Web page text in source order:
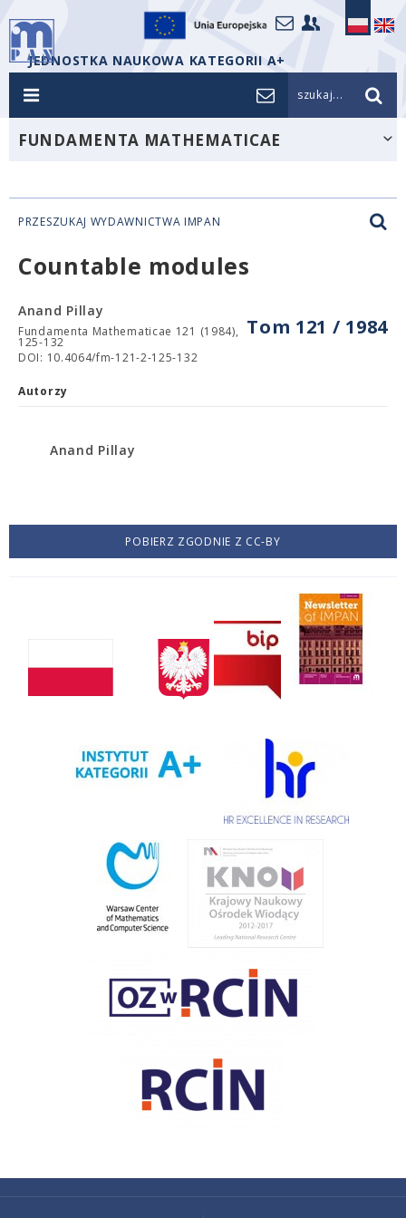
JEDNOSTKA NAUKOWA KATEGORII A+
szukaj...
FUNDAMENTA MATHEMATICAE
PRZESZUKAJ WYDAWNICTWA IMPAN
Countable modules
Tom 121 / 1984
Anand Pillay
Fundamenta Mathematicae 121 (1984),
125-132
DOI: 10.4064/fm-121-2-125-132
Autorzy
Anand Pillay
POBIERZ ZGODNIE Z CC-BY